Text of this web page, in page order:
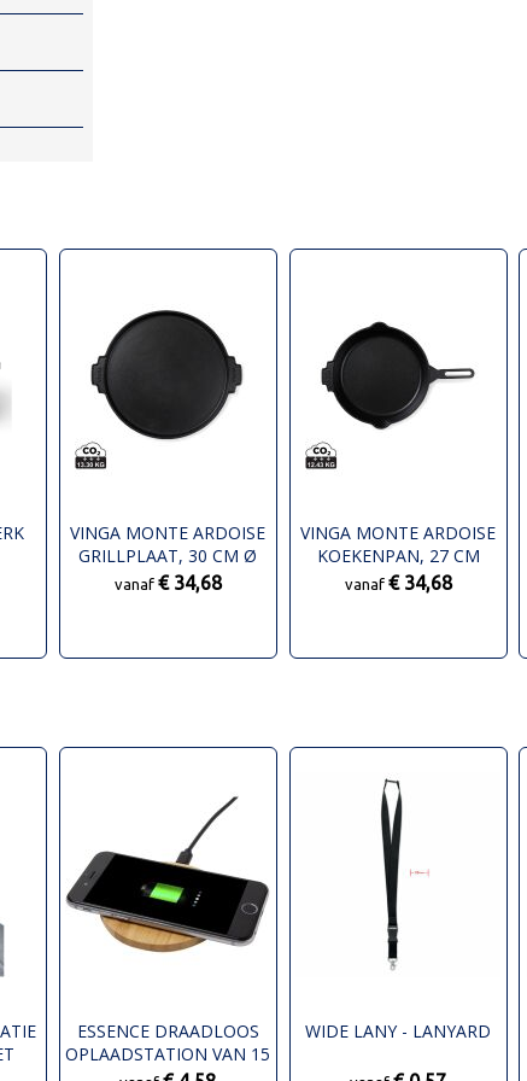
VINGA MONTE ARDOISE
GRILLPLAAT, 30 CM Ø
vanaf € 34,68
VINGA MONTE ARDOISE
KOEKENPAN, 27 CM
vanaf € 34,68
ESSENCE DRAADLOOS
OPLAADSTATION VAN 15
WIDE LANY - LANYARD